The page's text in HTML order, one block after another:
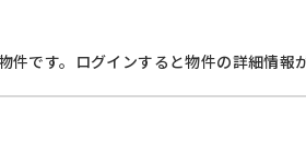
です。ログインすると物件の詳細情報